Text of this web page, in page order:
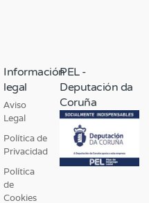
Información
legal
Aviso
Legal
Política de
Privacidad
Política
de
Cookies
PEL -
Deputación da
Coruña